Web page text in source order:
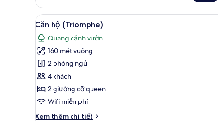
Phòng
Deluxe,
quang
cảnh
vườn
Xem
tất
cả
ảnh
Căn
hộ
(Triomphe)
Căn hộ (Triomphe) | Bộ đồ
9
Căn hộ (Triomphe)
Quang cảnh vườn
160 mét vuông
2 phòng ngủ
4 khách
2 giường cỡ queen
Wifi miễn phí
Xem thêm chi tiết
Chi